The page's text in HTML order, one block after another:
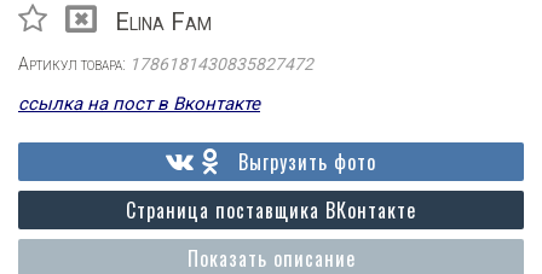
Elina Fam
Артикул товара: 1786181430835827472
ссылка на пост в Вконтакте
Показать описание
Страница поставщика ВКонтакте
Выгрузить фото